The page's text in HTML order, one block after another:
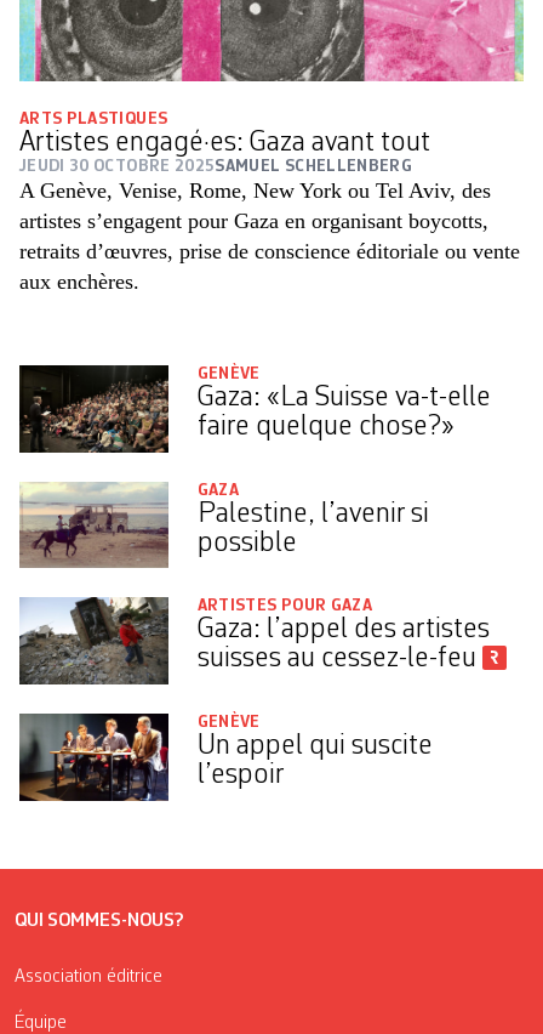
ARTS PLASTIQUES
Artistes engagé·es: Gaza avant tout
JEUDI 30 OCTOBRE 2025SAMUEL SCHELLENBERG
A Genève, Venise, Rome, New York ou Tel Aviv, des
artistes ­s’engagent pour Gaza en organisant boycotts,
retraits d’œuvres, prise de conscience éditoriale ou vente
aux enchères.
GENÈVE
Gaza: «La Suisse va-t-elle
faire quelque chose?»
GAZA
Palestine, l’avenir si
possible
ARTISTES POUR GAZA
Gaza: l’appel des artistes
suisses au cessez-le-feu
GENÈVE
Un appel qui suscite
l’espoir
QUI SOMMES-NOUS?
Association éditrice
Équipe